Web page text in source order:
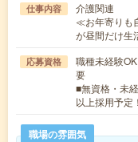
仕事内容
介護関連
≪お年寄りも
が昼間だけ生
応募資格
職種未経験
要
■無資格・未
以上採用予
職場の雰囲気